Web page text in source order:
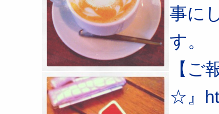
事に
す。
【ご
☆』